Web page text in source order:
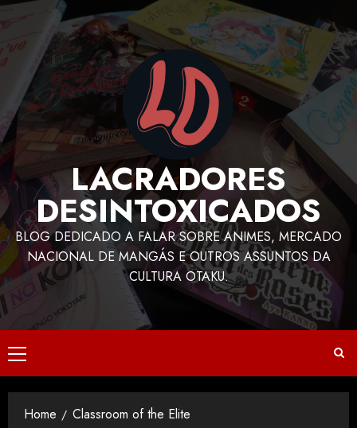
LACRADORES
DESINTOXICADOS
BLOG DEDICADO A FALAR SOBRE ANIMES, MERCADO
NACIONAL DE MANGÁS E OUTROS ASSUNTOS DA
CULTURA OTAKU.
Home Classroom of the Elite